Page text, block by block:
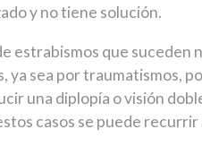
y no tiene solución.
estrabismos que suceden
ya sea por traumatismos,
una diplopía o visión
casos se puede